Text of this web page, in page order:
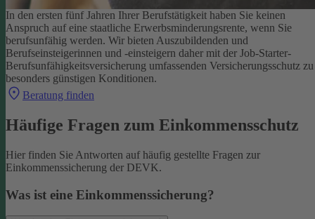
In den ersten fünf Jahren Ihrer Berufstätigkeit haben Sie keinen
Anspruch auf eine staatliche Erwerbsminderungsrente, wenn Sie
berufsunfähig werden. Wir bieten Auszubildenden und
Berufseinsteigerinnen und -einsteigern daher mit der Job-Starter-
Berufsunfähigkeitsversicherung umfassenden Versicherungsschutz zu
besonders günstigen Konditionen.
Beratung finden
Häufige Fragen zum Einkommensschutz
Hier finden Sie Antworten auf häufig gestellte Fragen zur
Einkommenssicherung der DEVK.
Was ist eine Einkommenssicherung?